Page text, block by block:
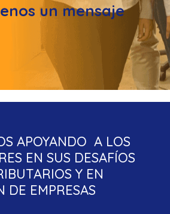
un mensaje
APOYANDO A LOS
EN SUS DESAFÍOS
Y EN
DE EMPRESAS